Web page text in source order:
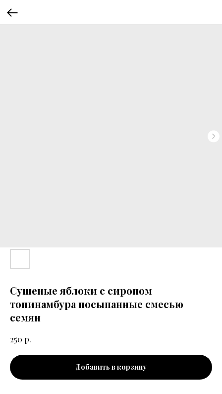
Сушеные яблоки с сиропом
топинамбура посыпанные смесью
семян
250 р.
Добавить в корзину